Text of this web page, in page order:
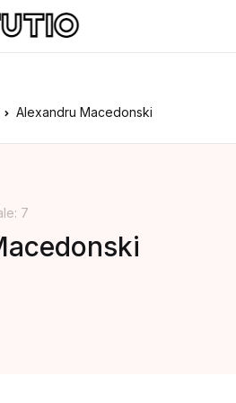
Alexandru Macedonski
7